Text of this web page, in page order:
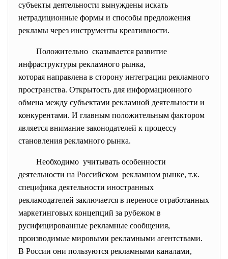
субъекты деятельности вынуждены искать
нетрадиционные формы и способы предложения
рекламы через инструменты креативности.
Положительно сказывается развитие
инфраструктуры рекламного рынка,
которая направлена в сторону интеграции рекламного
пространства. Открытость для информационного
обмена между субъектами рекламной деятельности и
конкурентами. И главным положительным фактором
является внимание законодателей к процессу
становления рекламного рынка.
Необходимо учитывать особенности
деятельности на Российском рекламном рынке, т.к.
специфика деятельности иностранных
рекламодателей заключается в переносе отработанных
маркетинговых концепций за рубежом в
русифицированные рекламные сообщения,
производимые мировыми рекламными агентствами.
В России они пользуются рекламными каналами,